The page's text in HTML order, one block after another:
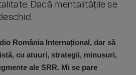
Dacă mentalitățile se
România Internațional, dar să
cu atuuri, strategii, minusuri,
ale SRR. Mi se pare